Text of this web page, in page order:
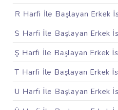
R Harfi İle Başlayan Erkek
S Harfi İle Başlayan Erkek
Ş Harfi İle Başlayan Erkek
T Harfi İle Başlayan Erkek
U Harfi İle Başlayan Erkek